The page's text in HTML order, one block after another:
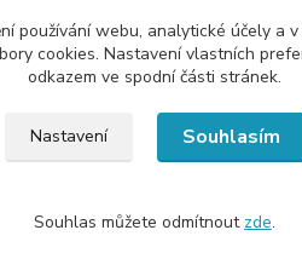
používání webu, analytické účely a
cookies. Nastavení vlastních
odkazem ve spodní části stránek.
Nastavení Souhlasím
Souhlas můžete odmítnout zde.